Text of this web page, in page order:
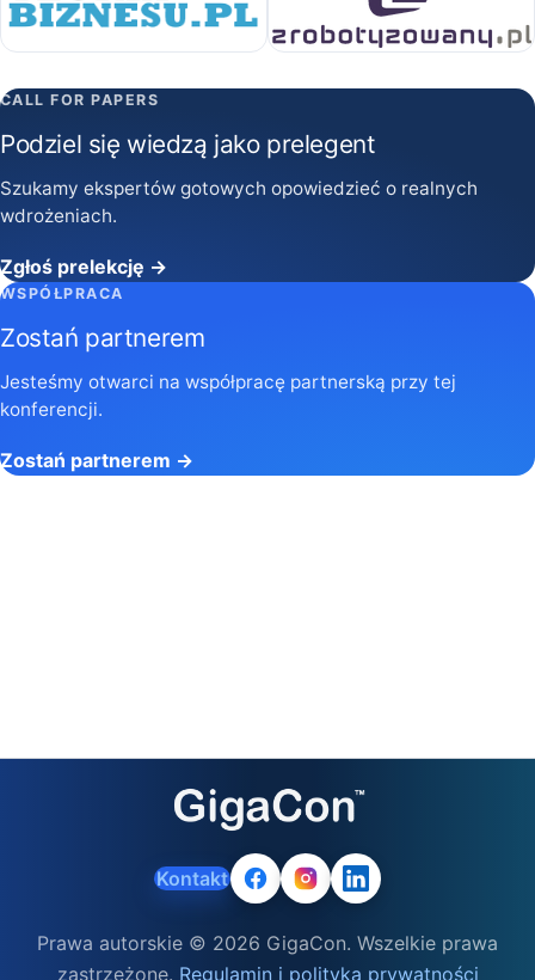
CALL FOR PAPERS
Podziel się wiedzą jako prelegent
Szukamy ekspertów gotowych opowiedzieć o realnych
wdrożeniach.
Zgłoś prelekcję →
WSPÓŁPRACA
Zostań partnerem
Jesteśmy otwarci na współpracę partnerską przy tej
konferencji.
Zostań partnerem →
Kontakt
Prawa autorskie © 2026 GigaCon. Wszelkie prawa
zastrzeżone. Regulamin i polityka prywatności